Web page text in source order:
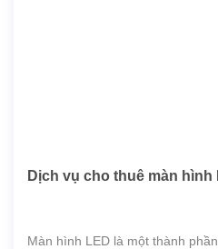
Dịch vụ cho thuê màn hình
Màn hình LED là một thành